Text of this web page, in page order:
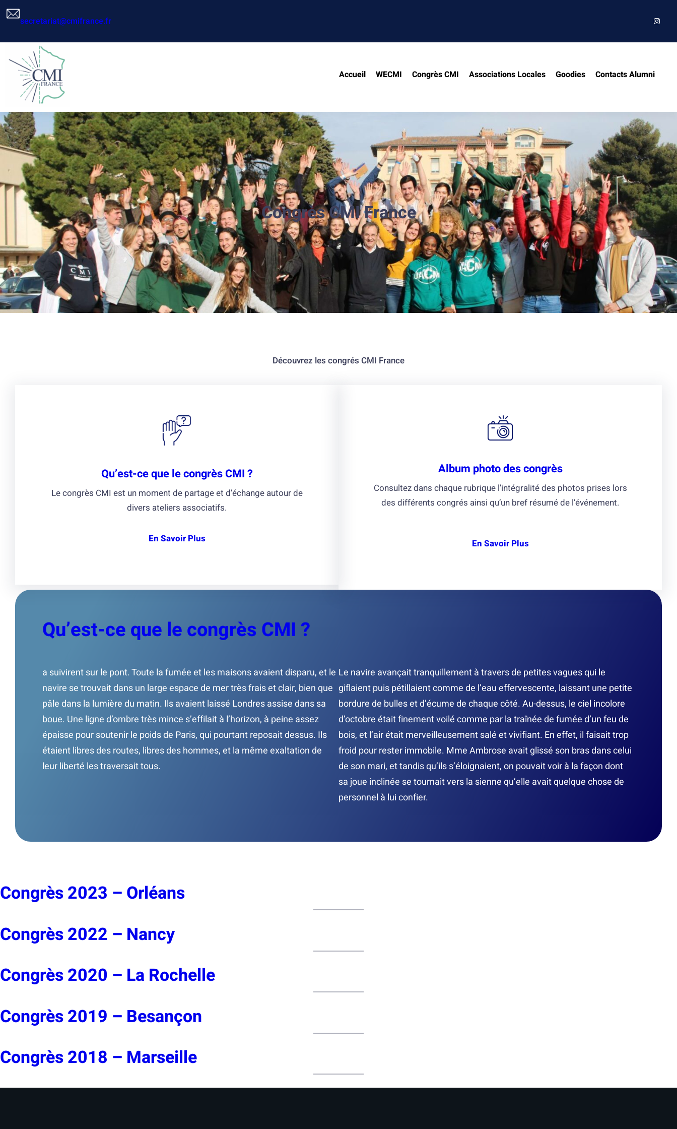
Aller
au
secretariat@cmifrance.fr
Accueil WECMI Congrès CMI Associations Locales Goodies Contacts Alumni
Congrès CMI France
Découvrez les congrés CMI France
Qu’est-ce que le congrès CMI ?
Le congrès CMI est un moment de partage et d’échange autour de
divers ateliers associatifs.
En Savoir Plus
Album photo des congrès
Consultez dans chaque rubrique l’intégralité des photos prises lors
des différents congrés ainsi qu’un bref résumé de l’événement.
En Savoir Plus
Qu’est-ce que le congrès CMI ?
a suivirent sur le pont. Toute la fumée et les maisons avaient disparu, et le
navire se trouvait dans un large espace de mer très frais et clair, bien que
pâle dans la lumière du matin. Ils avaient laissé Londres assise dans sa
boue. Une ligne d’ombre très mince s’effilait à l’horizon, à peine assez
épaisse pour soutenir le poids de Paris, qui pourtant reposait dessus. Ils
étaient libres des routes, libres des hommes, et la même exaltation de
leur liberté les traversait tous.
Le navire avançait tranquillement à travers de petites vagues qui le
giflaient puis pétillaient comme de l’eau effervescente, laissant une petite
bordure de bulles et d’écume de chaque côté. Au-dessus, le ciel incolore
d’octobre était finement voilé comme par la traînée de fumée d’un feu de
bois, et l’air était merveilleusement salé et vivifiant. En effet, il faisait trop
froid pour rester immobile. Mme Ambrose avait glissé son bras dans celui
de son mari, et tandis qu’ils s’éloignaient, on pouvait voir à la façon dont
sa joue inclinée se tournait vers la sienne qu’elle avait quelque chose de
personnel à lui confier.
Congrès 2023 – Orléans
Congrès 2022 – Nancy
Congrès 2020 – La Rochelle
Congrès 2019 – Besançon
Congrès 2018 – Marseille